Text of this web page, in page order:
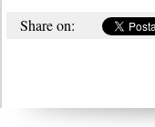
Share on: